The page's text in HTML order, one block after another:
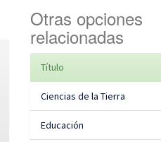
Otras opciones
relacionadas
Título
Ciencias de la Tierra
Educación